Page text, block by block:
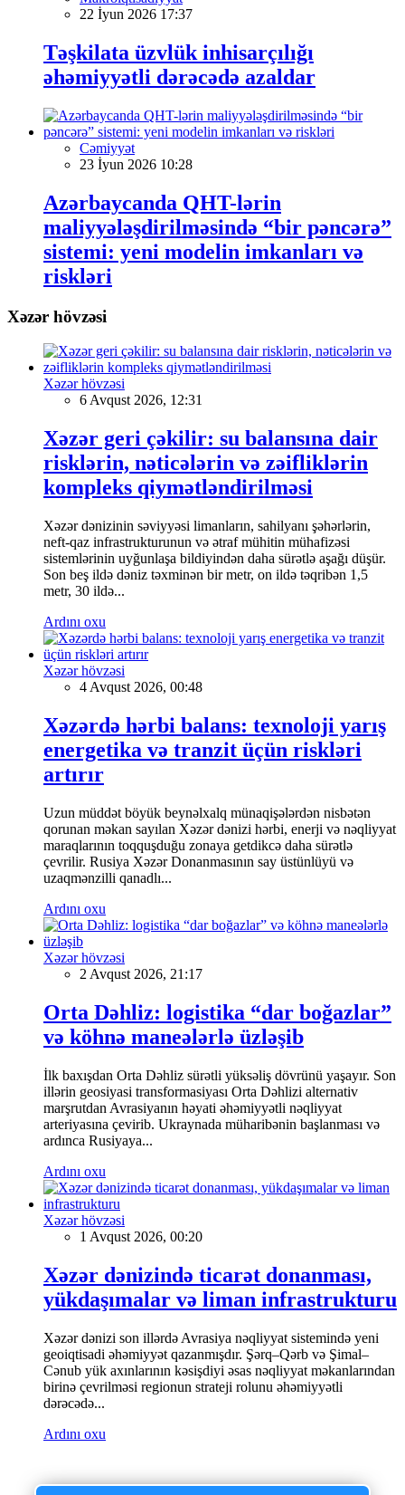
22 İyun 2026 17:37
Təşkilata üzvlük inhisarçılığı
əhəmiyyətli dərəcədə azaldar
Cəmiyyət
23 İyun 2026 10:28
Azərbaycanda QHT-lərin
maliyyələşdirilməsində “bir pəncərə”
sistemi: yeni modelin imkanları və
riskləri
Xəzər hövzəsi
Xəzər hövzəsi
6 Avqust 2026, 12:31
Xəzər geri çəkilir: su balansına dair
risklərin, nəticələrin və zəifliklərin
kompleks qiymətləndirilməsi
Xəzər dənizinin səviyyəsi limanların, sahilyanı şəhərlərin,
neft-qaz infrastrukturunun və ətraf mühitin mühafizəsi
sistemlərinin uyğunlaşa bildiyindən daha sürətlə aşağı düşür.
Son beş ildə dəniz təxminən bir metr, on ildə təqribən 1,5
metr, 30 ildə...
Ardını oxu
Xəzər hövzəsi
4 Avqust 2026, 00:48
Xəzərdə hərbi balans: texnoloji yarış
energetika və tranzit üçün riskləri
artırır
Uzun müddət böyük beynəlxalq münaqişələrdən nisbətən
qorunan məkan sayılan Xəzər dənizi hərbi, enerji və nəqliyyat
maraqlarının toqquşduğu zonaya getdikcə daha sürətlə
çevrilir. Rusiya Xəzər Donanmasının say üstünlüyü və
uzaqmənzilli qanadlı...
Ardını oxu
Xəzər hövzəsi
2 Avqust 2026, 21:17
Orta Dəhliz: logistika “dar boğazlar”
və köhnə maneələrlə üzləşib
İlk baxışdan Orta Dəhliz sürətli yüksəliş dövrünü yaşayır. Son
illərin geosiyasi transformasiyası Orta Dəhlizi alternativ
marşrutdan Avrasiyanın həyati əhəmiyyətli nəqliyyat
arteriyasına çevirib. Ukraynada müharibənin başlanması və
ardınca Rusiyaya...
Ardını oxu
Xəzər hövzəsi
1 Avqust 2026, 00:20
Xəzər dənizində ticarət donanması,
yükdaşımalar və liman infrastrukturu
Xəzər dənizi son illərdə Avrasiya nəqliyyat sistemində yeni
geoiqtisadi əhəmiyyət qazanmışdır. Şərq–Qərb və Şimal–
Cənub yük axınlarının kəsişdiyi əsas nəqliyyat məkanlarından
birinə çevrilməsi regionun strateji rolunu əhəmiyyətli
dərəcədə...
Ardını oxu